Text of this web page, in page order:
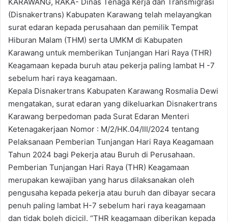
(Disnakertrans) Kabupaten Karawang telah melayangkan
surat edaran kepada perusahaan dan pemilik Tempat
Hiburan Malam (THM) serta UMKM di Kabupaten
Karawang untuk memberikan Tunjangan Hari Raya (THR)
Keagamaan kepada buruh atau pekerja paling lambat H -7
sebelum hari raya keagamaan.
Kepala Disnakertrans Kabupaten Karawang Rosmalia Dewi
mengatakan, surat edaran yang dikeluarkan Disnakertrans
Karawang berpedoman pada Surat Edaran Menteri
Ketenagakerjaan Nomor : M/2/HK.04/III/2024 tentang
Pelaksanaan Pemberian Tunjangan Hari Raya Keagamaan
Tahun 2024 bagi Pekerja atau Buruh di Perusahaan.
Pemberian Tunjangan Hari Raya (THR) Keagamaan
merupakan kewajiban yang harus dilaksanakan oleh
pengusaha kepada pekerja atau buruh dan dibayar secara
penuh paling lambat H-7 sebelum hari raya keagamaan
dan tidak boleh dicicil. “THR keagamaan diberikan kepada